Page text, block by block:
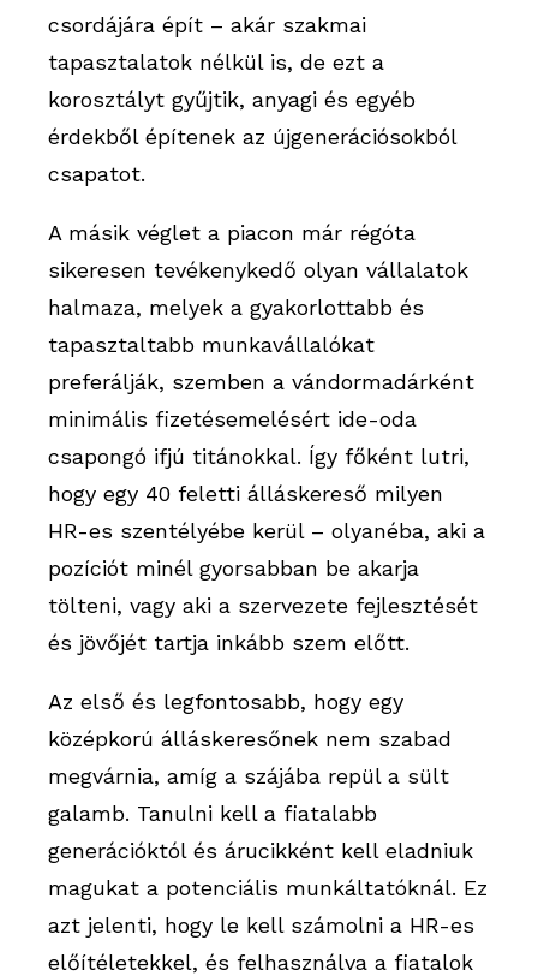
csordájára épít – akár szakmai
tapasztalatok nélkül is, de ezt a
korosztályt gyűjtik, anyagi és egyéb
érdekből építenek az újgenerációsokból
csapatot.
A másik véglet a piacon már régóta
sikeresen tevékenykedő olyan vállalatok
halmaza, melyek a gyakorlottabb és
tapasztaltabb munkavállalókat
preferálják, szemben a vándormadárként
minimális fizetésemelésért ide-oda
csapongó ifjú titánokkal. Így főként lutri,
hogy egy 40 feletti álláskereső milyen
HR-es szentélyébe kerül – olyanéba, aki a
pozíciót minél gyorsabban be akarja
tölteni, vagy aki a szervezete fejlesztését
és jövőjét tartja inkább szem előtt.
Az első és legfontosabb, hogy egy
középkorú álláskeresőnek nem szabad
megvárnia, amíg a szájába repül a sült
galamb. Tanulni kell a fiatalabb
generációktól és árucikként kell eladniuk
magukat a potenciális munkáltatóknál. Ez
azt jelenti, hogy le kell számolni a HR-es
előítéletekkel, és felhasználva a fiatalok